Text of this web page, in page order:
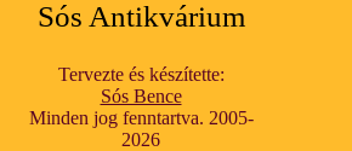
Sós Antikvárium
Tervezte és készítette:
Sós Bence
Minden jog fenntartva. 2005-
2026